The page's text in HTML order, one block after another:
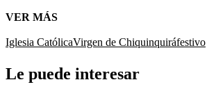
VER MÁS
Iglesia CatólicaVirgen de Chiquinquiráfestivo
Le puede interesar